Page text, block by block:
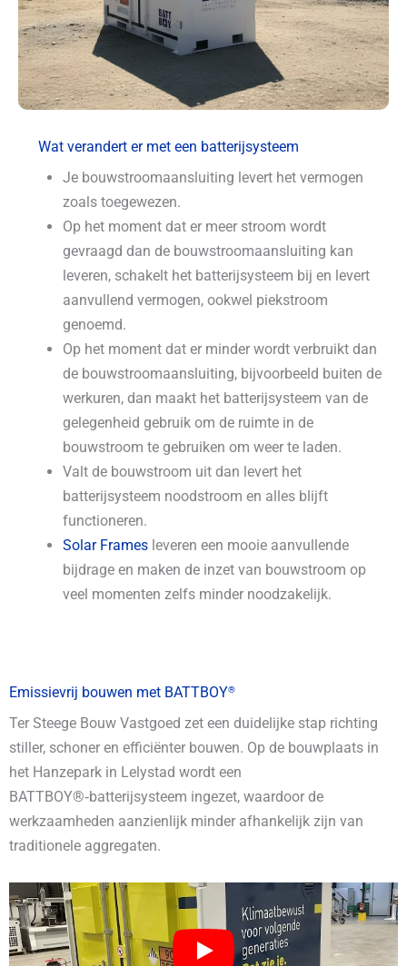
Wat verandert er met een batterijsysteem
Je bouwstroomaansluiting levert het vermogen
zoals toegewezen.
Op het moment dat er meer stroom wordt
gevraagd dan de bouwstroomaansluiting kan
leveren, schakelt het batterijsysteem bij en levert
aanvullend vermogen, ookwel piekstroom
genoemd.
Op het moment dat er minder wordt verbruikt dan
de bouwstroomaansluiting, bijvoorbeeld buiten de
werkuren, dan maakt het batterijsysteem van de
gelegenheid gebruik om de ruimte in de
bouwstroom te gebruiken om weer te laden.
Valt de bouwstroom uit dan levert het
batterijsysteem noodstroom en alles blijft
functioneren.
Solar Frames leveren een mooie aanvullende
bijdrage en maken de inzet van bouwstroom op
veel momenten zelfs minder noodzakelijk.
Emissievrij bouwen met BATTBOY®
Ter Steege Bouw Vastgoed zet een duidelijke stap richting
stiller, schoner en efficiënter bouwen. Op de bouwplaats in
het Hanzepark in Lelystad wordt een
BATTBOY®‑batterijsysteem ingezet, waardoor de
werkzaamheden aanzienlijk minder afhankelijk zijn van
traditionele aggregaten.